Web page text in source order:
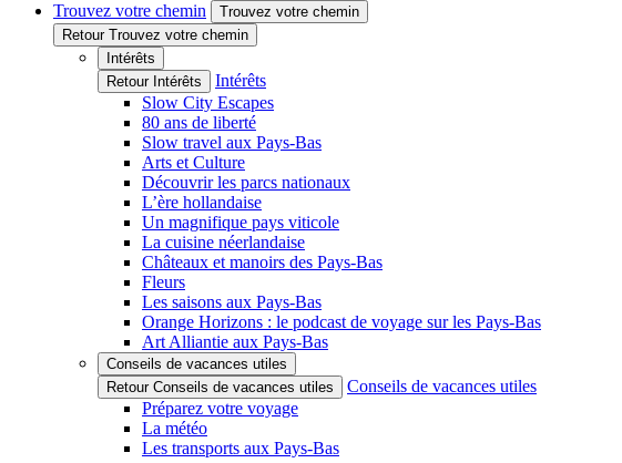
Trouvez votre chemin
Trouvez votre chemin
Retour Trouvez votre chemin
Intérêts
Retour Intérêts
Intérêts
Slow City Escapes
80 ans de liberté
Slow travel aux Pays-Bas
Arts et Culture
Découvrir les parcs nationaux
L’ère hollandaise
Un magnifique pays viticole
La cuisine néerlandaise
Châteaux et manoirs des Pays-Bas
Fleurs
Les saisons aux Pays-Bas
Orange Horizons : le podcast de voyage sur les Pays-Bas
Art Alliantie aux Pays-Bas
Conseils de vacances utiles
Retour Conseils de vacances utiles
Conseils de vacances utiles
Préparez votre voyage
La météo
Les transports aux Pays-Bas